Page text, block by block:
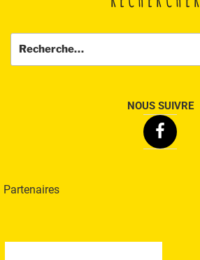
NOUS SUIVRE
Facebook
Partenaires